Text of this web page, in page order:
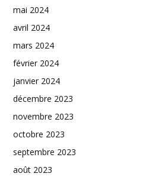
mai 2024
avril 2024
mars 2024
février 2024
janvier 2024
décembre 2023
novembre 2023
octobre 2023
septembre 2023
août 2023